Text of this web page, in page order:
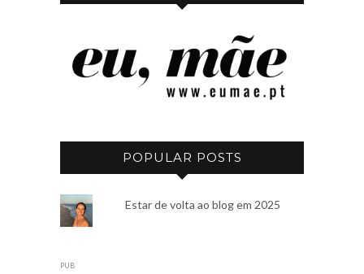
POPULAR POSTS
Estar de volta ao blog em 2025
PUB